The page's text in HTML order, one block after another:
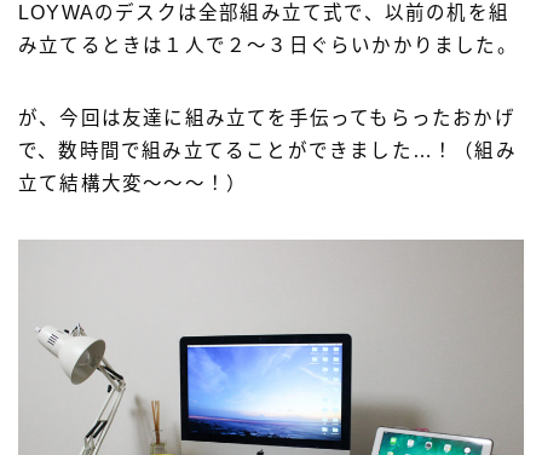
LOYWAのデスクは全部組み立て式で、以前の机を組
み立てるときは１人で２〜３日ぐらいかかりました。
が、今回は友達に組み立てを手伝ってもらったおかげ
で、数時間で組み立てることができました…！（組み
立て結構大変〜〜〜！）